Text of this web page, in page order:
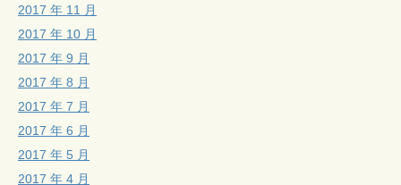
2017 年 11 月
2017 年 10 月
2017 年 9 月
2017 年 8 月
2017 年 7 月
2017 年 6 月
2017 年 5 月
2017 年 4 月